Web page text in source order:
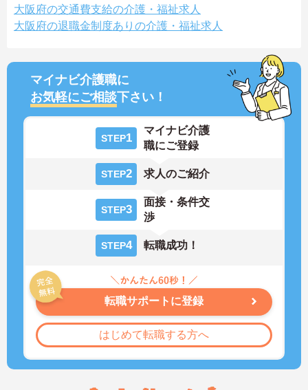
大阪府の交通費支給の介護・福祉求人
大阪府の退職金制度ありの介護・福祉求人
マイナビ介護職に
お気軽にご相談下さい！
STEP1
マイナビ介護
職にご登録
STEP2 求人のご紹介
STEP3
面接・条件交
渉
STEP4 転職成功！
転職サポートに登録
はじめて転職する方へ